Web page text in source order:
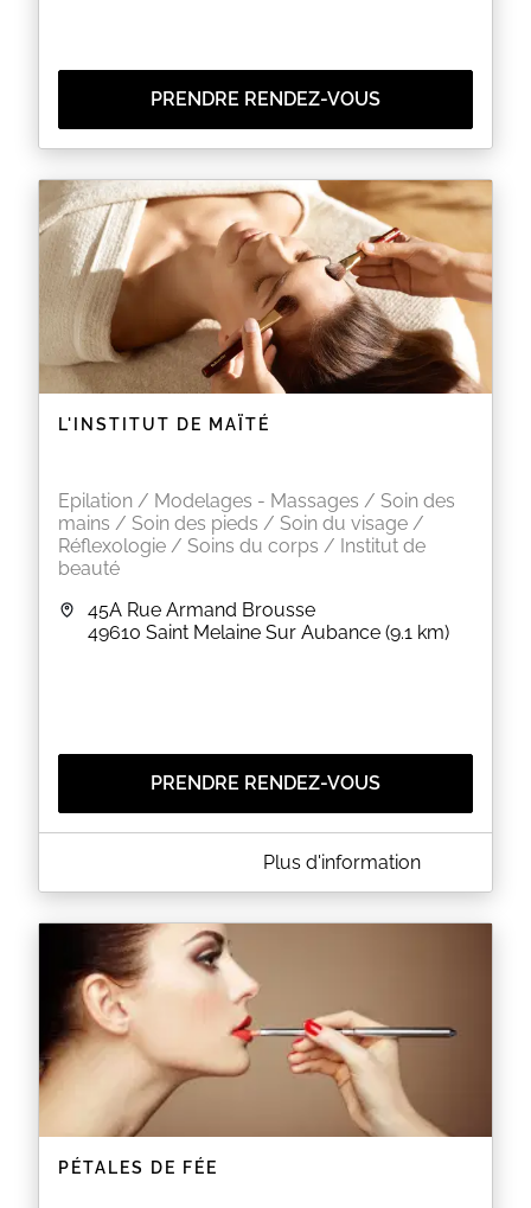
PRENDRE RENDEZ-VOUS
L'INSTITUT DE MAÏTÉ
Epilation / Modelages - Massages / Soin des
mains / Soin des pieds / Soin du visage /
Réflexologie / Soins du corps / Institut de
beauté
45A Rue Armand Brousse
49610 Saint Melaine Sur Aubance (9.1 km)
PRENDRE RENDEZ-VOUS
A PROPOS DE L'INSTITUT DE MAÏTÉ
Soin et cosmétique biologique
EN SAVOIR PLUS
Plus d'information
PÉTALES DE FÉE